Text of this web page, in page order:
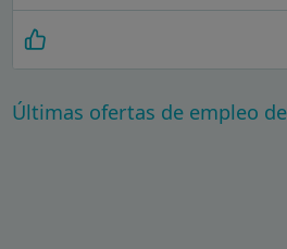
Últimas ofertas de empleo